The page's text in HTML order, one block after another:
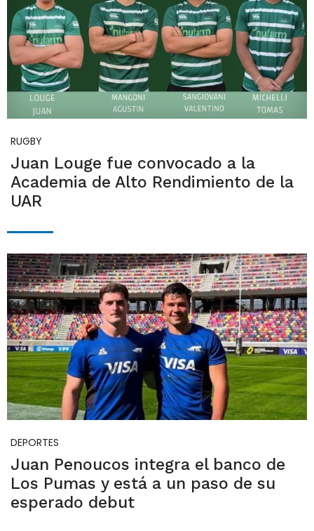
RUGBY
Juan Louge fue convocado a la
Academia de Alto Rendimiento de la
UAR
DEPORTES
Juan Penoucos integra el banco de
Los Pumas y está a un paso de su
esperado debut